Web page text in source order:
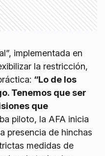
implementada en
la restricción,
“Lo de los
Tenemos que ser
que
piloto, la AFA inicia
presencia de hinchas
medidas de